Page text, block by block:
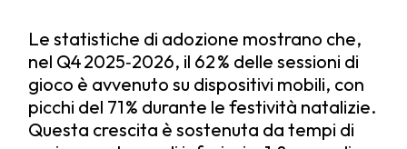
Le statistiche di adozione mostrano che,
nel Q4 2025‑2026, il 62 % delle sessioni di
gioco è avvenuto su dispositivi mobili, con
picchi del 71 % durante le festività natalizie.
Questa crescita è sostenuta da tempi di